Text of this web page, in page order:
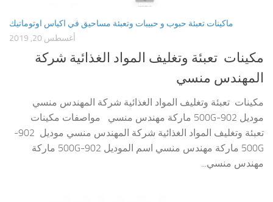
ماكينات تعبئة حبوب و حبيبات وتعبئة مساحيق في اكياس اوتوماتيك
أغسطس 20, 2019
مكينات تعبئة وتغليف المواد الغذائية شركة
المهندس منسي
مكينات تعبئة وتغليف المواد الغذائية شركة المهندس منسي
موديل 902-500G ماركة مهندس منسي مواصفات مكينات
تعبئة وتغليف المواد الغذائية شركة المهندس منسي موديل 902-
500G ماركة مهندس منسي اسم الموديل 902-500G ماركة
مهندس منسي...